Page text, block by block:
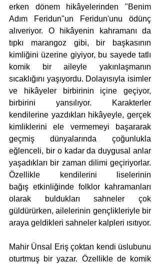
erken dönem hikâyelerinden "Benim
Adım Feridun"un Feridun'unu ödünç
alıveriyor. O hikâyenin kahramanı da
tıpkı marangoz gibi, bir başkasının
kimliğini üzerine giyiyor, bu sayede tatlı
komik bir aileyle yakınlaşmanın
sıcaklığını yaşıyordu. Dolayısıyla isimler
ve hikâyeler birbirinin içine geçiyor,
birbirini yansılıyor. Karakterler
kendilerine yazdıkları hikâyeyle, gerçek
kimliklerini ele vermemeyi başararak
geçmiş dünyalarında çoğunlukla
eğlenceli, bir o kadar da duygusal anlar
yaşadıkları bir zaman dilimi geçiriyorlar.
Özellikle kendilerini liselerinin
bağış etkinliğinde folklor kahramanları
olarak buldukları sahneler çok
güldürürken, ailelerinin gençlikleriyle bir
araya geldikleri sahneler kalpleri ısıtıyor.
Mahir Ünsal Eriş çoktan kendi üslubunu
oturtmuş bir yazar. Özellikle de komik